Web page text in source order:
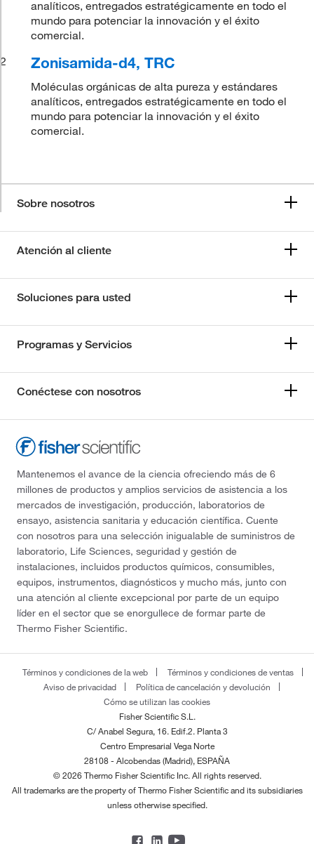
analíticos, entregados estratégicamente en todo el
mundo para potenciar la innovación y el éxito
comercial.
2
Zonisamida-d4, TRC
Moléculas orgánicas de alta pureza y estándares
analíticos, entregados estratégicamente en todo el
mundo para potenciar la innovación y el éxito
comercial.
Sobre nosotros
Atención al cliente
Soluciones para usted
Programas y Servicios
Conéctese con nosotros
Mantenemos el avance de la ciencia ofreciendo más de 6
millones de productos y amplios servicios de asistencia a los
mercados de investigación, producción, laboratorios de
ensayo, asistencia sanitaria y educación científica. Cuente
con nosotros para una selección inigualable de suministros de
laboratorio, Life Sciences, seguridad y gestión de
instalaciones, incluidos productos químicos, consumibles,
equipos, instrumentos, diagnósticos y mucho más, junto con
una atención al cliente excepcional por parte de un equipo
líder en el sector que se enorgullece de formar parte de
Thermo Fisher Scientific.
Términos y condiciones de la web
Términos y condiciones de ventas
Aviso de privacidad
Política de cancelación y devolución
Cómo se utilizan las cookies
Fisher Scientific S.L.
C/ Anabel Segura, 16. Edif.2. Planta 3
Centro Empresarial Vega Norte
28108 - Alcobendas (Madrid), ESPAÑA
© 2026 Thermo Fisher Scientific Inc. All rights reserved.
All trademarks are the property of Thermo Fisher Scientific and its subsidiaries
unless otherwise specified.